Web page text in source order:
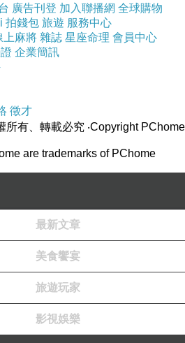
廣告刊登 加入聯播網 全球購物
拍錢包 旅遊 服務中心
上麻將 雜誌 星座命理 會員中心
企業簡訊
徵才
所有、轉載必究 ‧Copyright PChome
are trademarks of PChome
最新文章
美食饗宴
旅遊玩家
影視娛樂